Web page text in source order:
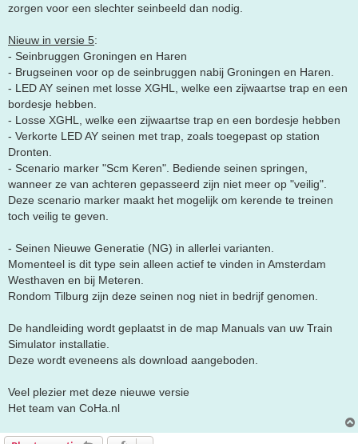
zorgen voor een slechter seinbeeld dan nodig.
Nieuw in versie 5:
- Seinbruggen Groningen en Haren
- Brugseinen voor op de seinbruggen nabij Groningen en Haren.
- LED AY seinen met losse XGHL, welke een zijwaartse trap en een
bordesje hebben.
- Losse XGHL, welke een zijwaartse trap en een bordesje hebben
- Verkorte LED AY seinen met trap, zoals toegepast op station
Dronten.
- Scenario marker "Scm Keren". Bediende seinen springen,
wanneer ze van achteren gepasseerd zijn niet meer op "veilig".
Deze scenario marker maakt het mogelijk om kerende te treinen
toch veilig te geven.
- Seinen Nieuwe Generatie (NG) in allerlei varianten.
Momenteel is dit type sein alleen actief te vinden in Amsterdam
Westhaven en bij Meteren.
Rondom Tilburg zijn deze seinen nog niet in bedrijf genomen.
De handleiding wordt geplaatst in de map Manuals van uw Train
Simulator installatie.
Deze wordt eveneens als download aangeboden.
Veel plezier met deze nieuwe versie
Het team van CoHa.nl